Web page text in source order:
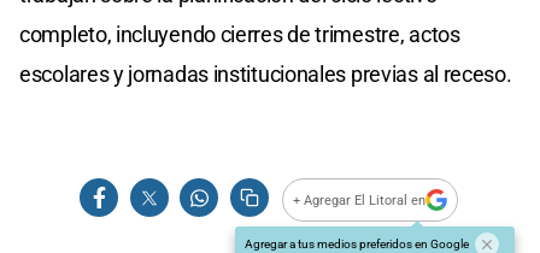
completo, incluyendo cierres de trimestre, actos
escolares y jornadas institucionales previas al receso.
+ Agregar El Litoral en
Agregar a tus medios preferidos en Google